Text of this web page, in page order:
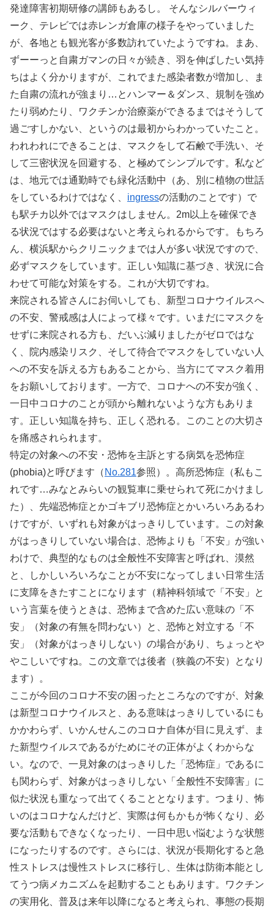
発達障害初期研修の講師もあるし。 そんなシルバーウィ
ーク、テレビでは赤レンガ倉庫の様子をやっていました
が、各地とも観光客が多数訪れていたようですね。まあ、
ずーーっと自粛ガマンの日々が続き、羽を伸ばしたい気持
ちはよく分かりますが、これでまた感染者数が増加し、ま
た自粛の流れが強まり…とハンマー＆ダンス、規制を強め
たり弱めたり、ワクチンか治療薬ができるまではそうして
過ごすしかない、というのは最初からわかっていたこと。
われわれにできることは、マスクをして石鹸で手洗い、そ
して三密状況を回避する、と極めてシンプルです。私など
は、地元では通勤時でも緑化活動中（あ、別に植物の世話
をしているわけではなく、 ingressの活動のことです）で
も駅チカ以外ではマスクはしません。2m以上を確保でき
る状況ではする必要はないと考えられるからです。もちろ
ん、横浜駅からクリニックまでは人が多い状況ですので、
必ずマスクをしています。正しい知識に基づき、状況に合
わせて可能な対策をする。これが大切ですね。
来院される皆さんにお伺いしても、新型コロナウイルスへ
の不安、警戒感は人によって様々です。いまだにマスクを
せずに来院される方も、だいぶ減りましたがゼロではな
く、院内感染リスク、そして待合でマスクをしていない人
への不安を訴える方もあることから、当方にてマスク着用
をお願いしております。一方で、コロナへの不安が強く、
一日中コロナのことが頭から離れないような方もありま
す。正しい知識を持ち、正しく恐れる。このことの大切さ
を痛感されられます。
特定の対象への不安・恐怖を主訴とする病気を恐怖症
(phobia)と呼びます（ No.281参照）。高所恐怖症（私もこ
れです…みなとみらいの観覧車に乗せられて死にかけまし
た）、先端恐怖症とかゴキブリ恐怖症とかいろいろあるわ
けですが、いずれも対象がはっきりしています。この対象
がはっきりしていない場合は、恐怖よりも「不安」が強い
わけで、典型的なものは全般性不安障害と呼ばれ、漠然
と、しかしいろいろなことが不安になってしまい日常生活
に支障をきたすことになります（精神科領域で「不安」と
いう言葉を使うときは、恐怖まで含めた広い意味の「不
安」（対象の有無を問わない）と、恐怖と対立する「不
安」（対象がはっきりしない）の場合があり、ちょっとや
やこしいですね。この文章では後者（狭義の不安）となり
ます）。
ここが今回のコロナ不安の困ったところなのですが、対象
は新型コロナウイルスと、ある意味はっきりしているにも
かかわらず、いかんせんこのコロナ自体が目に見えず、ま
た新型ウイルスであるがためにその正体がよくわからな
い。なので、一見対象のはっきりした「恐怖症」であるに
も関わらず、対象がはっきりしない「全般性不安障害」に
似た状況も重なって出てくることとなります。つまり、怖
いのはコロナなんだけど、実際は何もかもが怖くなり、必
要な活動もできなくなったり、一日中思い悩むような状態
になったりするのです。さらには、状況が長期化すると急
性ストレスは慢性ストレスに移行し、生体は防衛本能とし
てうつ病メカニズムを起動することもあります。ワクチン
の実用化、普及は来年以降になると考えられ、事態の長期